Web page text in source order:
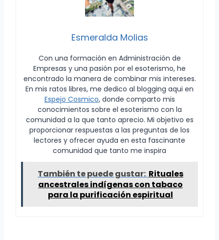
Esmeralda Molias
Con una formación en Administración de
Empresas y una pasión por el esoterismo, he
encontrado la manera de combinar mis intereses.
En mis ratos libres, me dedico al blogging aqui en
Espejo Cosmico, donde comparto mis
conocimientos sobre el esoterismo con la
comunidad a la que tanto aprecio. Mi objetivo es
proporcionar respuestas a las preguntas de los
lectores y ofrecer ayuda en esta fascinante
comunidad que tanto me inspira
También te puede gustar: Rituales
ancestrales indígenas con tabaco
para la purificación espiritual